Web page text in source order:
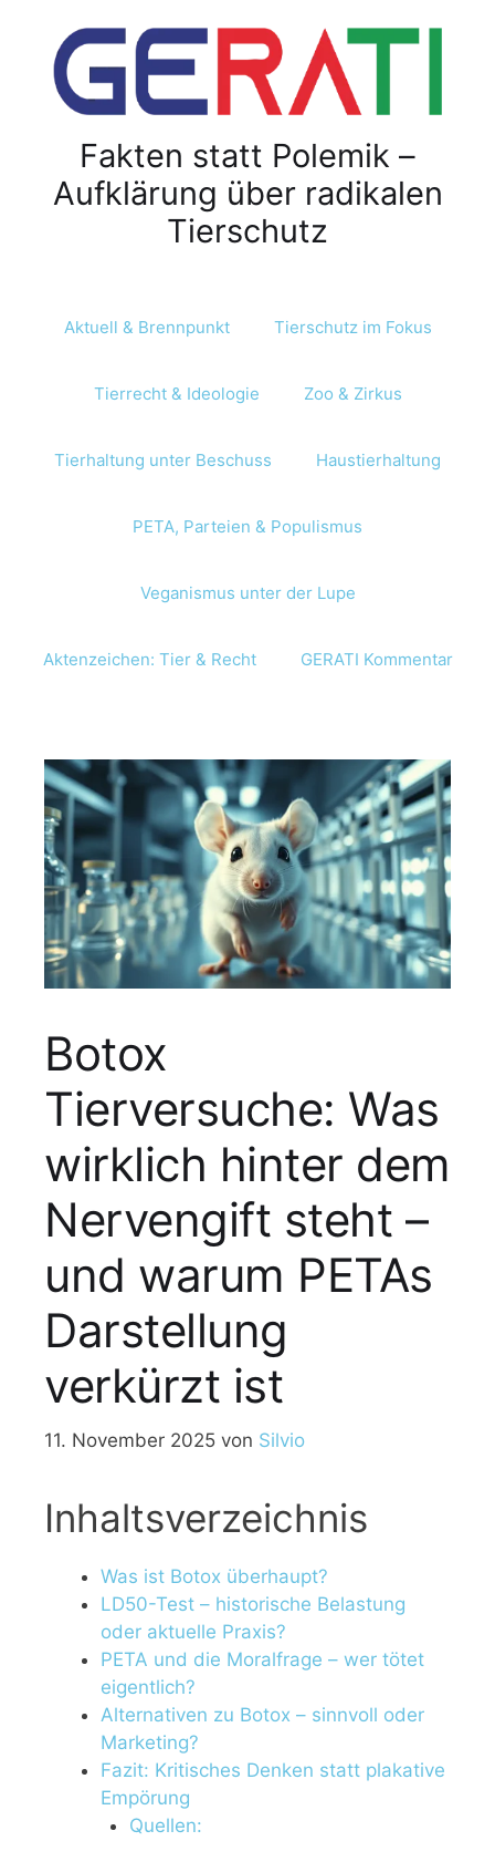
Fakten statt Polemik –
Aufklärung über radikalen
Tierschutz
Aktuell & Brennpunkt Tierschutz im Fokus
Tierrecht & Ideologie Zoo & Zirkus
Tierhaltung unter Beschuss Haustierhaltung
PETA, Parteien & Populismus
Veganismus unter der Lupe
Aktenzeichen: Tier & Recht GERATI Kommentar
Botox
Tierversuche: Was
wirklich hinter dem
Nervengift steht –
und warum PETAs
Darstellung
verkürzt ist
11. November 2025 von Silvio
Inhaltsverzeichnis
Was ist Botox überhaupt?
LD50-Test – historische Belastung
oder aktuelle Praxis?
PETA und die Moralfrage – wer tötet
eigentlich?
Alternativen zu Botox – sinnvoll oder
Marketing?
Fazit: Kritisches Denken statt plakative
Empörung
Quellen: